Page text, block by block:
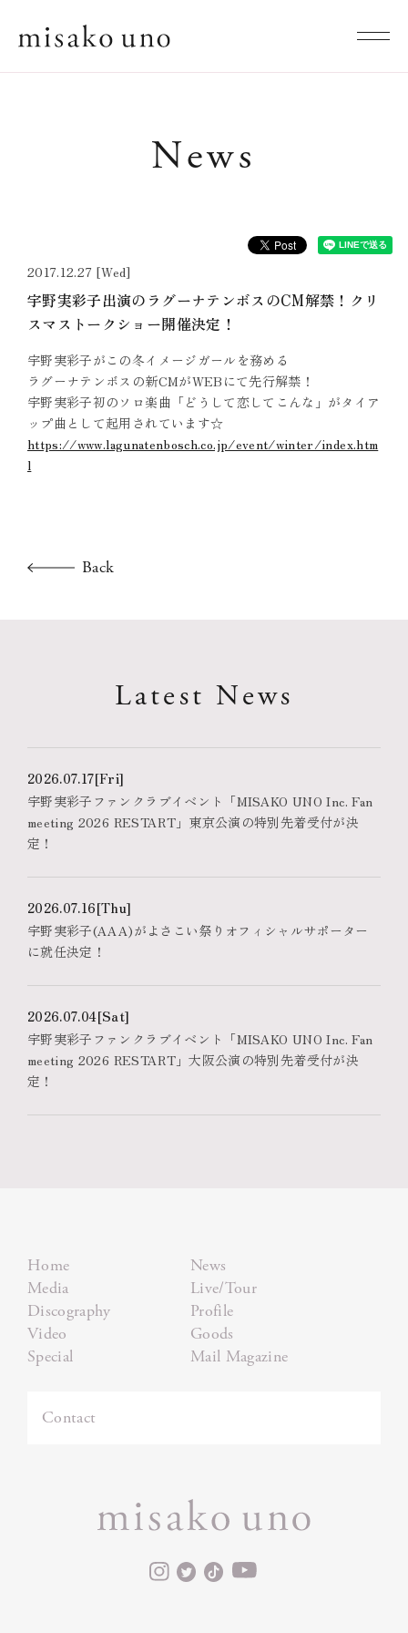
News
2017.12.27 [Wed]
宇野実彩子出演のラグーナテンボスのCM解禁！クリ
スマストークショー開催決定！
宇野実彩子がこの冬イメージガールを務める
ラグーナテンボスの新CMがWEBにて先行解禁！
宇野実彩子初のソロ楽曲「どうして恋してこんな」がタイア
ップ曲として起用されています☆
https://www.lagunatenbosch.co.jp/event/winter/index.htm
l
Back
Latest News
2026.07.17[Fri]
宇野実彩子ファンクラブイベント「MISAKO UNO Inc. Fan
meeting 2026 RESTART」東京公演の特別先着受付が決
定！
2026.07.16[Thu]
宇野実彩子(AAA)がよさこい祭りオフィシャルサポーター
に就任決定！
2026.07.04[Sat]
宇野実彩子ファンクラブイベント「MISAKO UNO Inc. Fan
meeting 2026 RESTART」大阪公演の特別先着受付が決
定！
Home
News
Media
Live/Tour
Discography
Profile
Video
Goods
Special
Mail Magazine
Contact